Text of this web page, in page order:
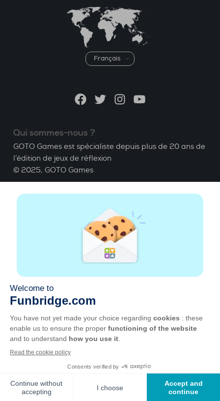
Choisir
une
FacebookTwitterInstagramYouTube
Qui sommes-nous ?
GOTO Games est spécialiste depuis plus de 20 ans de
l’édition de jeux de réflexion
© 2025, GOTO Games
A propos
Apprendre le Bridge
CGU|Mentions légales
Disponible partout
Jouez partout, tout le temps, sur smartphone,
Android